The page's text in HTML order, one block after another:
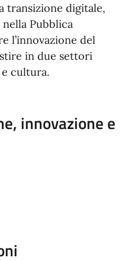
transizione digitale,
Pubblica
l’innovazione del
in due settori
cultura.
innovazione e